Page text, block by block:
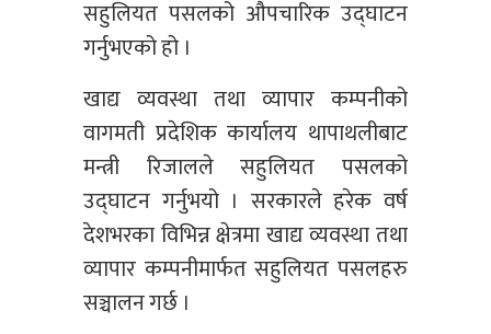
सहुलियत पसलको औपचारिक उद्घाटन
गर्नुभएको हो ।
खाद्य व्यवस्था तथा व्यापार कम्पनीको
वागमती प्रदेशिक कार्यालय थापाथलीबाट
मन्त्री रिजालले सहुलियत पसलको
उद्घाटन गर्नुभयो । सरकारले हरेक वर्ष
देशभरका विभिन्न क्षेत्रमा खाद्य व्यवस्था तथा
व्यापार कम्पनीमार्फत सहुलियत पसलहरु
सञ्चालन गर्छ ।